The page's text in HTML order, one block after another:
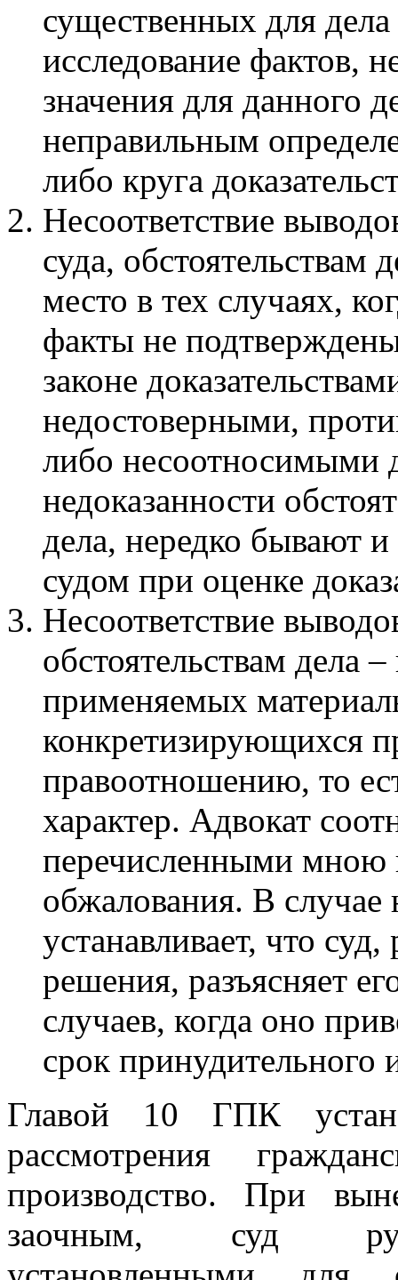
существенных для дела
исследование фактов,
значения для данного
неправильным
либо круга
Несоответствие
суда, обстоятельствам
место в тех случаях,
факты не
законе
недостоверными,
либо несоотносимыми
недоказанности
дела, нередко бывают
судом при оценке
Несоответствие
обстоятельствам дела
применяемых
конкретизирующихся
правоотношению, то
характер. Адвокат
перечисленными мною
обжалования. В случае
устанавливает, что
решения, разъясняет
случаев, когда оно
срок принудительного
Главой 10 ГПК
рассмотрения
производство. При
заочным, суд